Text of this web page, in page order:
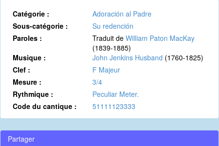
Catégorie :
Adoración al Padre
Sous-catégorie :
Su redención
Paroles :
Traduit de William Paton MacKay
(1839-1885)
Musique :
John Jenkins Husband (1760-1825)
Clef :
F Majeur
Mesure :
3/4
Rythmique :
Peculiar Meter.
Code du cantique :
51111123333
Partager